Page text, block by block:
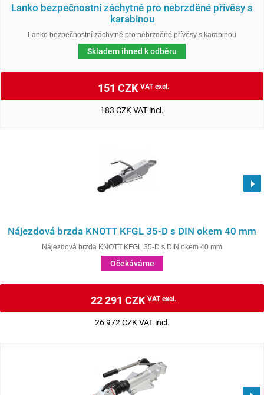
Lanko bezpečnostní záchytné pro nebrzděné přívěsy s
karabinou
Lanko bezpečnostní záchytné pro nebrzděné přívěsy s karabinou
Skladem ihned k odběru
151 CZKVAT excl.
183 CZK VAT incl.
Nájezdová brzda KNOTT KFGL 35-D s DIN okem 40 mm
Nájezdová brzda KNOTT KFGL 35-D s DIN okem 40 mm
Očekáváme
22 291 CZKVAT excl.
26 972 CZK VAT incl.